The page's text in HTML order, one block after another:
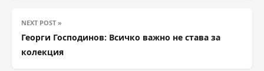
NEXT POST »
Георги Господинов: Всичко важно не става за
колекция